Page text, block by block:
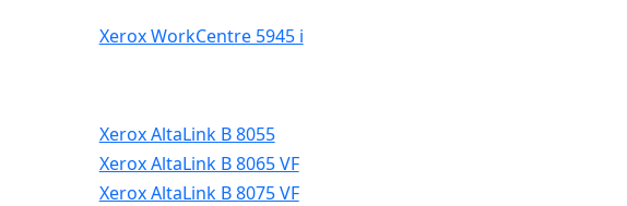
Xerox WorkCentre 5945 i
Xerox AltaLink B 8055
Xerox AltaLink B 8065 VF
Xerox AltaLink B 8075 VF